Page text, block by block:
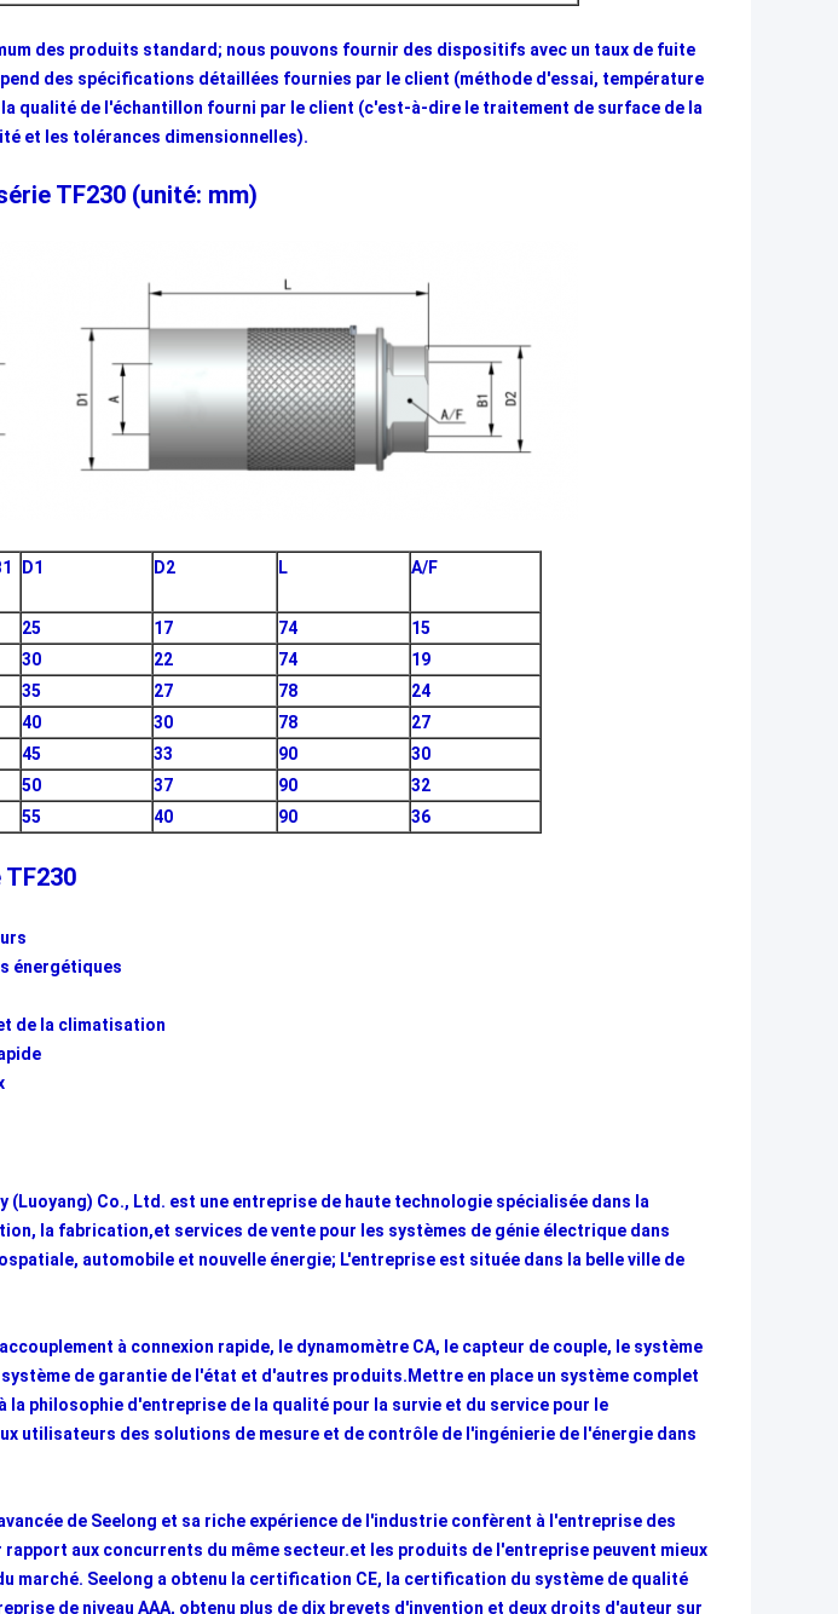
des produits standard; nous pouvons fournir des dispositifs avec un taux de fuite
des spécifications détaillées fournies par le client (méthode d'essai, température
qualité de l'échantillon fourni par le client (c'est-à-dire le traitement de surface de la
et les tolérances dimensionnelles).
TF230 (unité: mm)
D1 D2 L A/F
25 17 74
15
30 22 74
19
35 27 78
24
40 30 78
27
45 33 90
30
50 37 90
32
55 40 90 36
énergétiques
de la climatisation
(Luoyang) Co., Ltd. est une entreprise de haute technologie spécialisée dans la
la fabrication,et services de vente pour les systèmes de génie électrique dans
automobile et nouvelle énergie; L'entreprise est située dans la belle ville de
à connexion rapide, le dynamomètre CA, le capteur de couple, le système
de garantie de l'état et d'autres produits.Mettre en place un système complet
la philosophie d'entreprise de la qualité pour la survie et du service pour le
utilisateurs des solutions de mesure et de contrôle de l'ingénierie de l'énergie dans
de Seelong et sa riche expérience de l'industrie confèrent à l'entreprise des
aux concurrents du même secteur.et les produits de l'entreprise peuvent mieux
marché. Seelong a obtenu la certification CE, la certification du système de qualité
de niveau AAA, obtenu plus de dix brevets d'invention et deux droits d'auteur sur